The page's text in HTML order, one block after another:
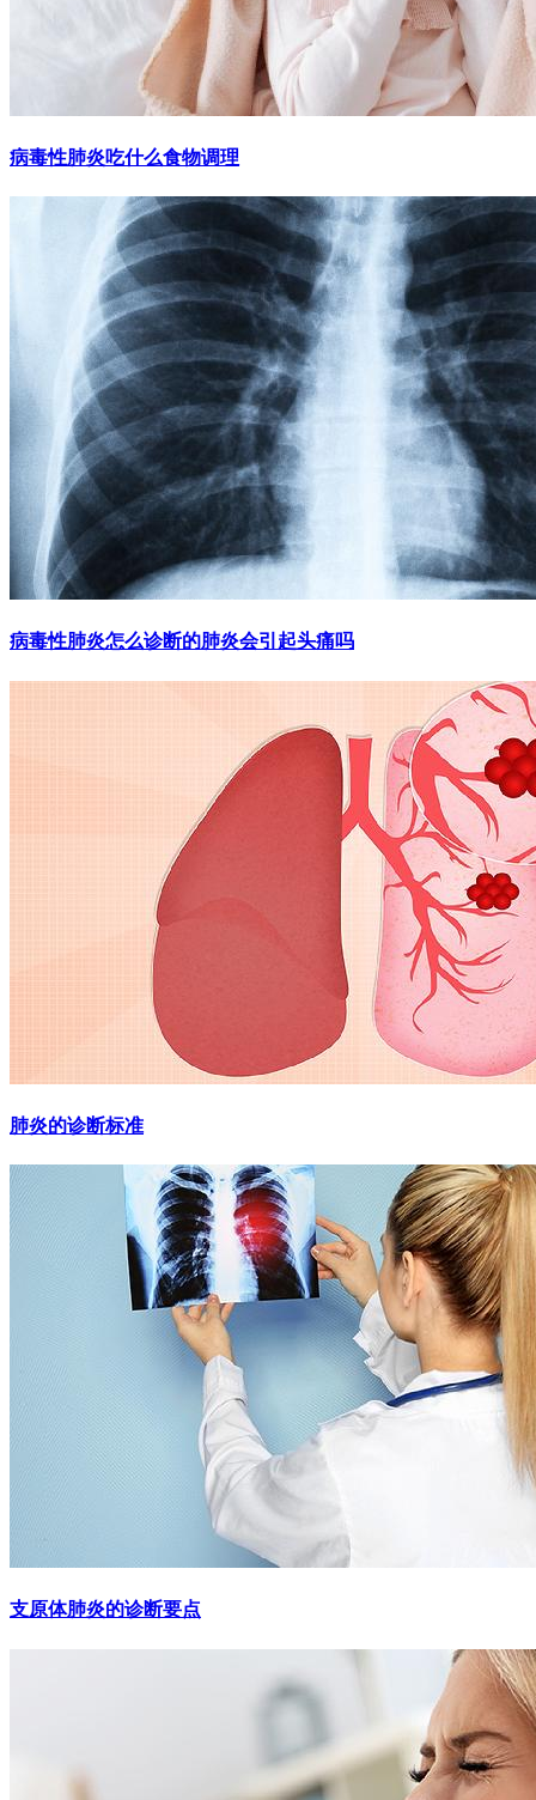
病毒性肺炎吃什么食物调理
病毒性肺炎怎么诊断的肺炎会引起头痛吗
肺炎的诊断标准
支原体肺炎的诊断要点